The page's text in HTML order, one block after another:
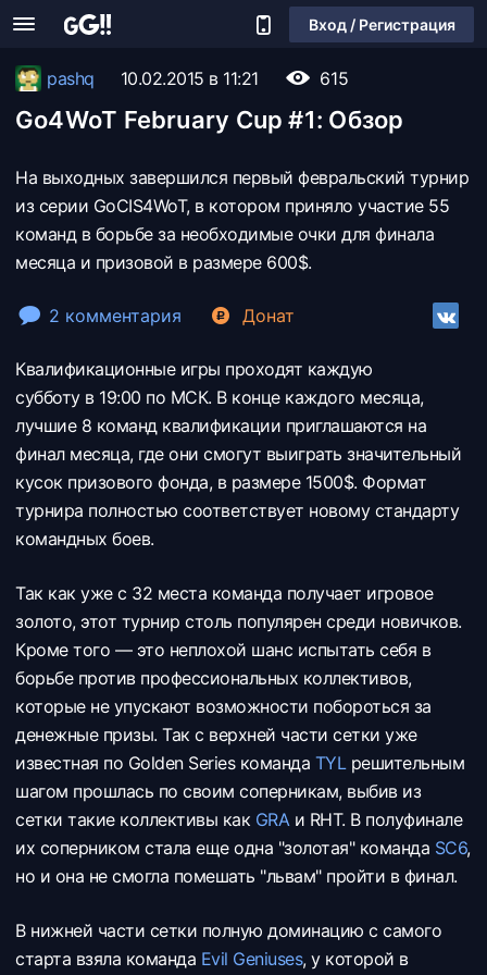
Вход / Регистрация
pashq 10.02.2015 в 11:21 615
Go4WoT February Cup #1: Обзор
На выходных завершился первый февральский турнир
из серии GoCIS4WoT, в котором приняло участие 55
команд в борьбе за необходимые очки для финала
месяца и призовой в размере 600$.
2 комментария Донат
Квалификационные игры проходят каждую
субботу в 19:00 по МСК. В конце каждого месяца,
лучшие 8 команд квалификации приглашаются на
финал месяца, где они смогут выиграть значительный
кусок призового фонда, в размере 1500$. Формат
турнира полностью соответствует новому стандарту
командных боев.
Так как уже с 32 места команда получает игровое
золото, этот турнир столь популярен среди новичков.
Кроме того — это неплохой шанс испытать себя в
борьбе против профессиональных коллективов,
которые не упускают возможности побороться за
денежные призы. Так с верхней части сетки уже
известная по Golden Series команда TYLрешительным
шагом прошлась по своим соперникам, выбив из
сетки такие коллективы как GRAи RHT. В полуфинале
их соперником стала еще одна "золотая" команда SC6,
но и она не смогла помешать "львам" пройти в финал.
В нижней части сетки полную доминацию с самого
старта взяла команда Evil Geniuses, у которой в